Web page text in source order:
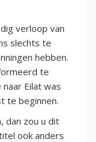
verloop van
slechts te
hebben.
te
Eilat was
te beginnen.
dan zou u dit
ook anders